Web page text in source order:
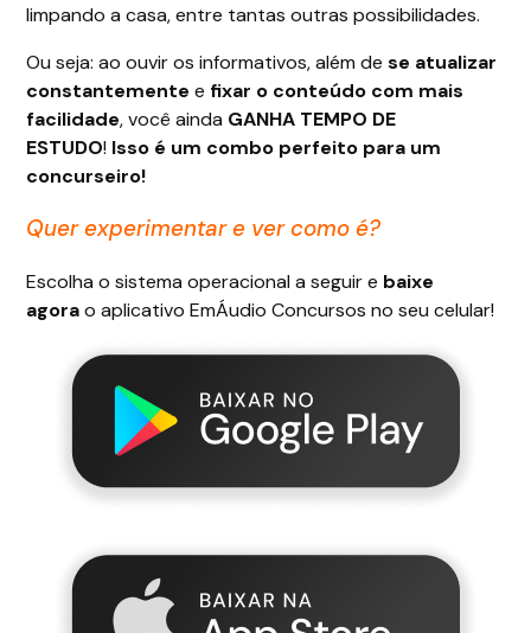
limpando a casa, entre tantas outras possibilidades.
Ou seja: ao ouvir os informativos, além dese atualizar
constantemente e fixar o conteúdo com mais
facilidade, você ainda GANHA TEMPO DE
ESTUDO! Isso é um combo perfeito para um
concurseiro!
Quer experimentar e ver como é?
Escolha o sistema operacional a seguir e baixe
agorao aplicativo EmÁudio Concursos no seu celular!